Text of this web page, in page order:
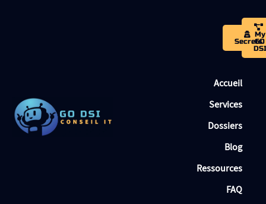
Secrets
My
GO
DSI
Accueil
Services
Dossiers
Blog
Ressources
FAQ